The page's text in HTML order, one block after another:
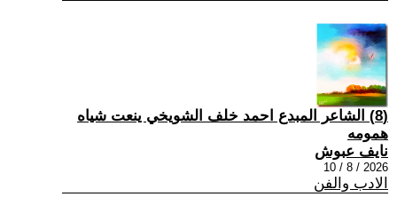
(8) الشاعر المبدع احمد خلف الشويخي ينعت شياه
همومه
نايف عبوش
2026 / 8 / 10
الادب والفن